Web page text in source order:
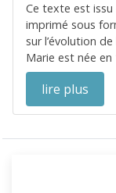
Ce texte est issu
imprimé sous
sur l’évolution
Marie est née en
lire plus